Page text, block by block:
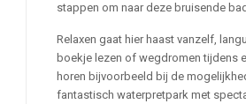
stappen om naar deze bruisende
Relaxen gaat hier haast vanzelf,
boekje lezen of wegdromen tijdens
horen bijvoorbeeld bij de
fantastisch waterpretpark met